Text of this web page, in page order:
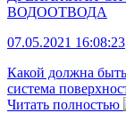
ВОДООТВОДА
07.05.2021 16:08:23
Какой должна
система
Читать полностью